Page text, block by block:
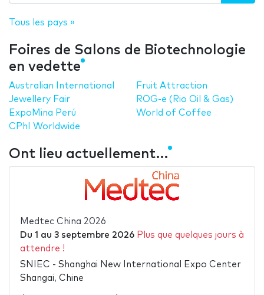
Tous les pays »
Foires de Salons de Biotechnologie
en vedette
Australian International
Jewellery Fair
ExpoMina Perú
CPhI Worldwide
Fruit Attraction
ROG-e (Rio Oil & Gas)
World of Coffee
Ont lieu actuellement…
Medtec China 2026
Du 1 au 3 septembre 2026 Plus que quelques jours à
attendre !
SNIEC - Shanghai New International Expo Center
Shangai, Chine